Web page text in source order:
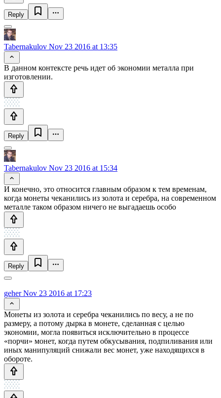
Reply
Tabernakulov Nov 23 2016 at 13:35
В данном контексте речь идет об экономии металла при
изготовлении.
Reply
Tabernakulov Nov 23 2016 at 15:34
И конечно, это относится главным образом к тем временам,
когда монеты чеканились из золота и серебра, на современном
металле таком образом ничего не выгадаешь особо
Reply
geherNov 23 2016 at 17:23
Монеты из золота и серебра чеканились по весу, а не по
размеру, а потому дырка в монете, сделанная с целью
экономии, могла появиться исключительно в процессе
«порчи» монет, когда путем обкусывания, подпиливания или
иных манипуляций снижали вес монет, уже находящихся в
обороте.